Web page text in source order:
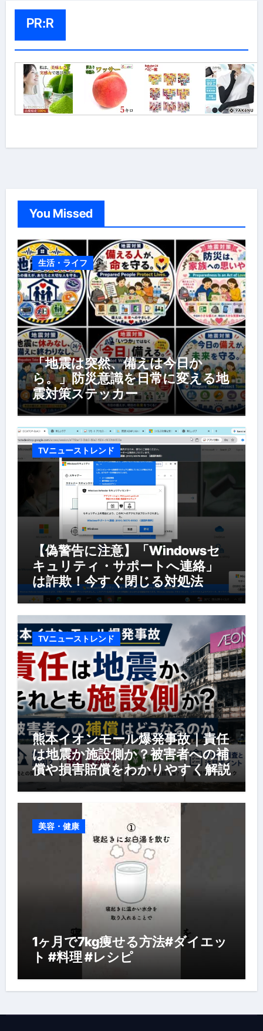
PR:R
You Missed
生活・ライフ
「地震は突然、備えは今日か
ら。」防災意識を日常に変える地
震対策ステッカー
TVニューストレンド
【偽警告に注意】「Windowsセ
キュリティ・サポートへ連絡」
は詐欺！今すぐ閉じる対処法
TVニューストレンド
熊本イオンモール爆発事故｜責任
は地震か施設側か？被害者への補
償や損害賠償をわかりやすく解説
美容・健康
1ヶ月で7kg痩せる方法#ダイエッ
ト #料理 #レシピ